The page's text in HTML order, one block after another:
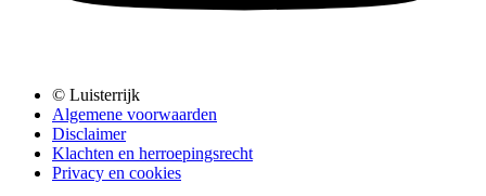
© Luisterrijk
Algemene voorwaarden
Disclaimer
Klachten en herroepingsrecht
Privacy en cookies